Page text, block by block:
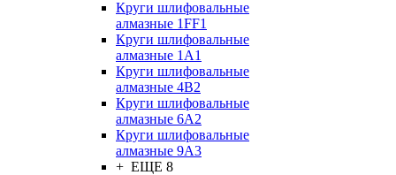
Круги шлифовальные
алмазные 1FF1
Круги шлифовальные
алмазные 1А1
Круги шлифовальные
алмазные 4В2
Круги шлифовальные
алмазные 6A2
Круги шлифовальные
алмазные 9А3
+ ЕЩЕ 8